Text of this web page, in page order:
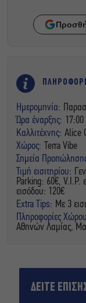
Ημερομηνία:
Ώρα έναρξης: 17:00
Καλλιτέχνης: Alice
Χώρος:
Terra Vibe
Σημεία
Τιμή εισιτηρίου:
Parking: 60€, V.I.P.
εισόδου: 120€
Extra Tips: Με 3
Πληροφορίες
Αθηνών Λαμίας,
ΔΕΙΤΕ